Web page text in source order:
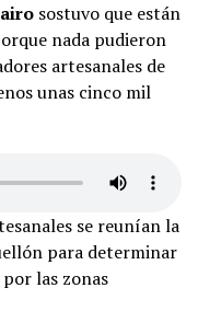
sostuvo que están
nada pudieron
artesanales de
unas cinco mil
se reunían la
para determinar
las zonas